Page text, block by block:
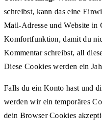
schreibst, kann das eine
Mail-Adresse und Website in
Komfortfunktion, damit du
Kommentar schreibst, all
Diese Cookies werden ein
Falls du ein Konto hast und
werden wir ein temporäres
dein Browser Cookies